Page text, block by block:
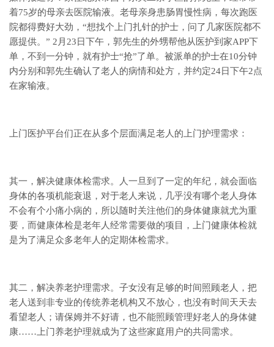
着75岁的母亲去医院输液。老母亲身患肠胃慢性病，每次跑医
院都得费好大劲，“想找个上门扎针的护士，问了几家医院都不
愿提供。” 2月23日下午，郭先生的外甥帮他从医护到家APP下
单，不到一分钟，就有护士“抢”了单。被派单的护士在10分钟
内分别和郭先生确认了老人的病情和处方，并约定24日下午2点
在家输液。
上门医护平台们正在从多个层面满足老人的上门护理需求：
其一，解决健康体检需求。人一旦到了一定的年纪，就会面临
身体的各项机能衰退，对于老人来说，几乎没有哪个老人身体
不会有个小痛小病的，所以随时关注他们的身体健康就尤为重
要，而健康体检是老年人经常需要做的项目，上门健康体检就
是为了满足众多老年人的定期体检需求。
其二，解决养老护理需求。子女没有足够的时间照顾老人，把
老人送到非专业的传统养老机构又不放心，也没有时间天天去
看望老人；请保姆并不好请，也不能照顾管理好老人的身体健
康……上门养老护理就成为了这些家庭用户的共同需求。